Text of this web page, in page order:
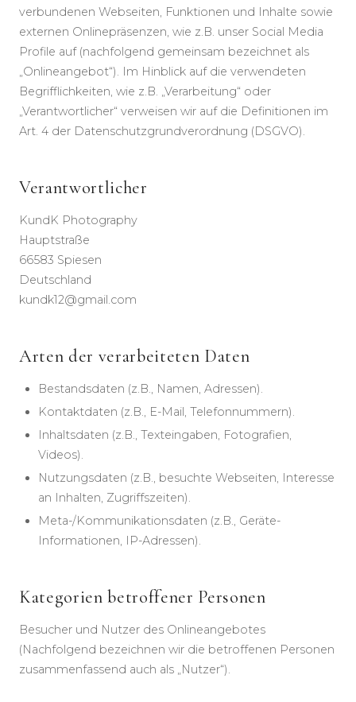
verbundenen Webseiten, Funktionen und Inhalte sowie
externen Onlinepräsenzen, wie z.B. unser Social Media
Profile auf (nachfolgend gemeinsam bezeichnet als
„Onlineangebot“). Im Hinblick auf die verwendeten
Begrifflichkeiten, wie z.B. „Verarbeitung“ oder
„Verantwortlicher“ verweisen wir auf die Definitionen im
Art. 4 der Datenschutzgrundverordnung (DSGVO).
Verantwortlicher
KundK Photography
Hauptstraße
66583 Spiesen
Deutschland
kundk12@gmail.com
Arten der verarbeiteten Daten
Bestandsdaten (z.B., Namen, Adressen).
Kontaktdaten (z.B., E-Mail, Telefonnummern).
Inhaltsdaten (z.B., Texteingaben, Fotografien,
Videos).
Nutzungsdaten (z.B., besuchte Webseiten, Interesse
an Inhalten, Zugriffszeiten).
Meta-/Kommunikationsdaten (z.B., Geräte-
Informationen, IP-Adressen).
Kategorien betroffener Personen
Besucher und Nutzer des Onlineangebotes
(Nachfolgend bezeichnen wir die betroffenen Personen
zusammenfassend auch als „Nutzer“).